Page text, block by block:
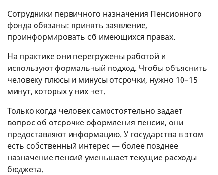
Сотрудники первичного назначения Пенсионного
фонда обязаны: принять заявление,
проинформировать об имеющихся правах.
На практике они перегружены работой и
используют формальный подход. Чтобы объяснить
человеку плюсы и минусы отсрочки, нужно 10−15
минут, которых у них нет.
Только когда человек самостоятельно задает
вопрос об отсрочке оформления пенсии, они
предоставляют информацию. У государства в этом
есть собственный интерес — более позднее
назначение пенсий уменьшает текущие расходы
бюджета.